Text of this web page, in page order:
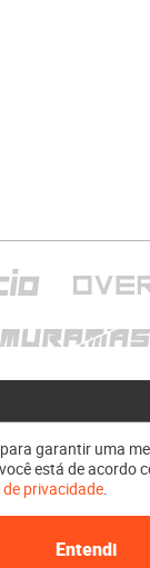
© 2011 -
garantir uma
está de acordo
privacidade.
Entendi